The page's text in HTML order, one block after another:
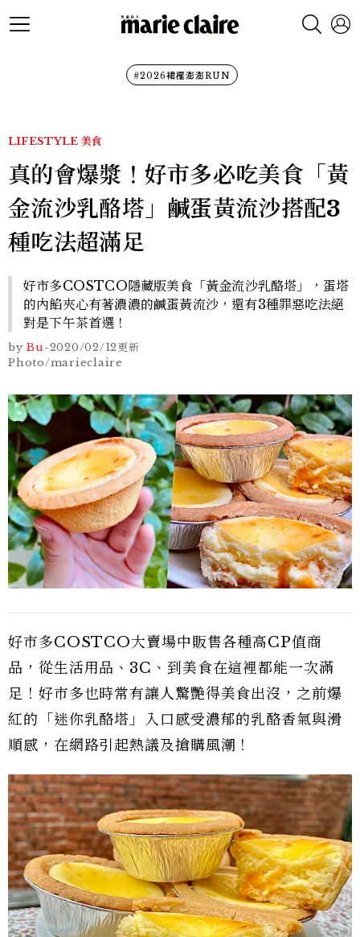
#2026裙襬澎澎RUN
LIFESTYLE 美食
真的會爆漿！好市多必吃美食「黃
金流沙乳酪塔」鹹蛋黃流沙搭配3
種吃法超滿足
好市多COSTCO隱藏版美食「黃金流沙乳酪塔」，蛋塔
的內餡夾心有著濃濃的鹹蛋黃流沙，還有3種罪惡吃法絕
對是下午茶首選！
by Bu-2020/02/12更新
Photo/marieclaire
好市多COSTCO大賣場中販售各種高CP值商
品，從生活用品、3C、到美食在這裡都能一次滿
足！好市多也時常有讓人驚艷得美食出沒，之前爆
紅的「迷你乳酪塔」入口感受濃郁的乳酪香氣與滑
順感，在網路引起熱議及搶購風潮！